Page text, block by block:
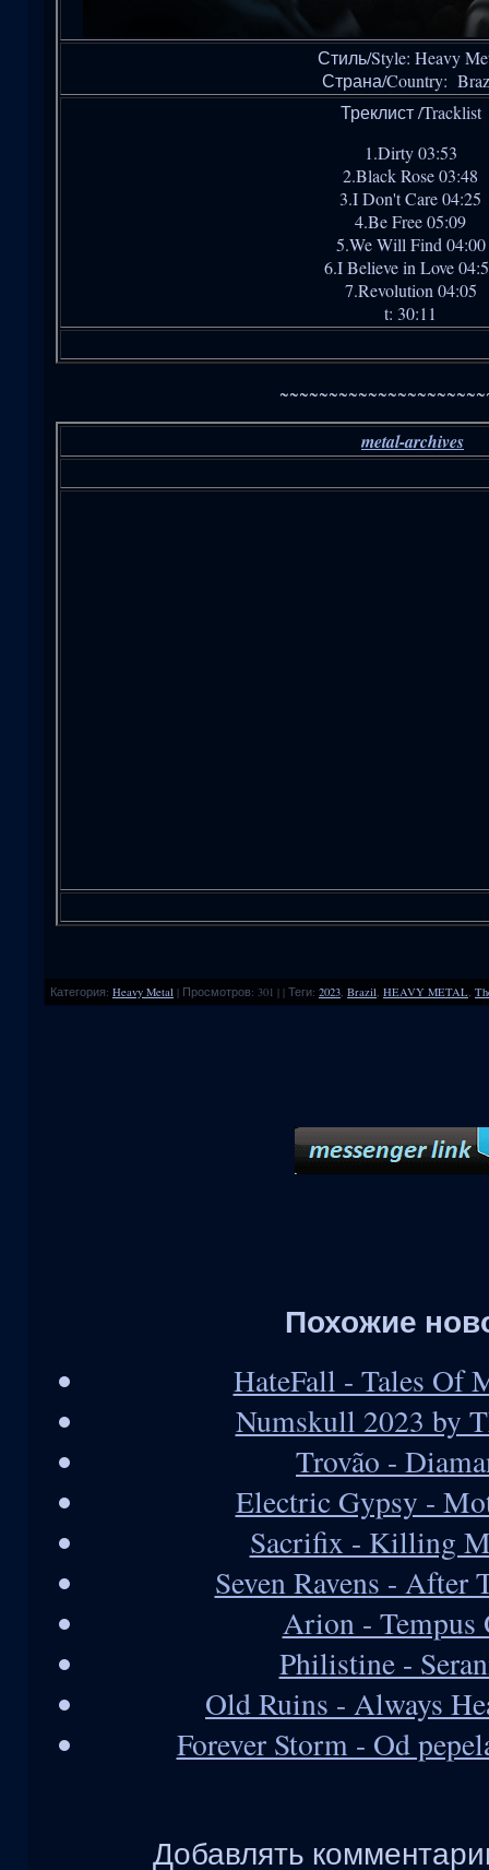
Стиль/Style: Heavy
Страна/Country:
Треклист /Tracklist
1.Dirty 03:53
2.Black Rose 03:48
3.I Don't Care 04:25
4.Be Free 05:09
5.We Will Find 04:00
6.I Believe in Love
7.Revolution 04:05
t: 30:11
metal-archives
Категория: Heavy Metal | Просмотров: 301 | | Теги: 2023 Brazil HEAVY METAL
Похожие
HateFall - Tales Of
Numskull 2023 by
Trovão -
Electric Gypsy -
Sacrifix - Killing
Seven Ravens - After
Arion - Tempus
Philistine -
Old Ruins - Always
Forever Storm - Od
Добавлять